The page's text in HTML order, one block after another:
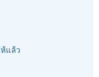
แล้ว